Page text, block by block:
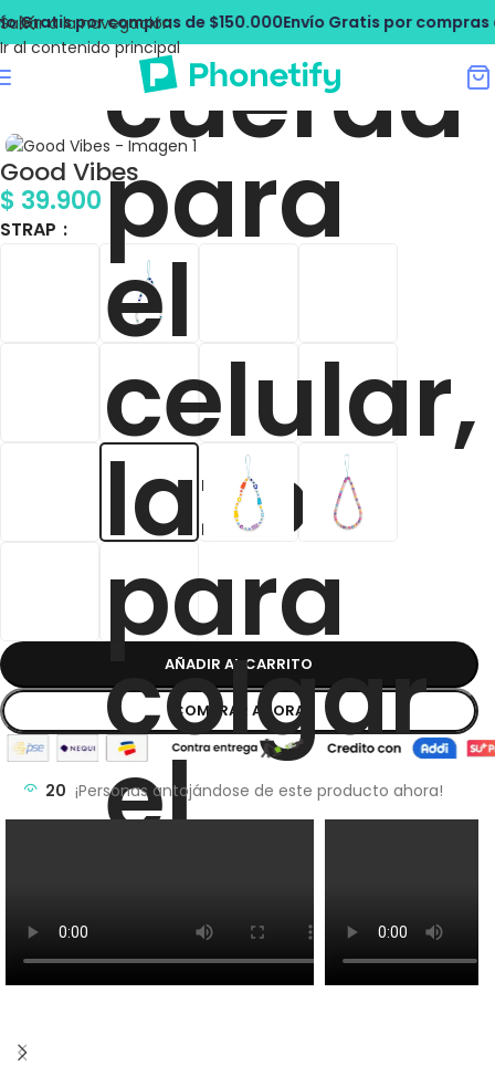
Saltar a la navegación
Ir al contenido principal
Gratis por compras de $150.000Envío Gratis por compras
Good Vibes
$ 39.900
STRAP
AÑADIR AL CARRITO
COMPRAR AHORA
20 ¡Personas antojándose de este producto ahora!